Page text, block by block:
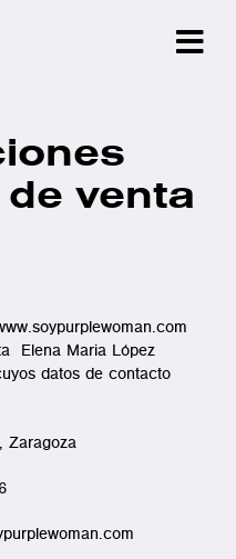
venta
Elena Maria López
datos de contacto
Zaragoza